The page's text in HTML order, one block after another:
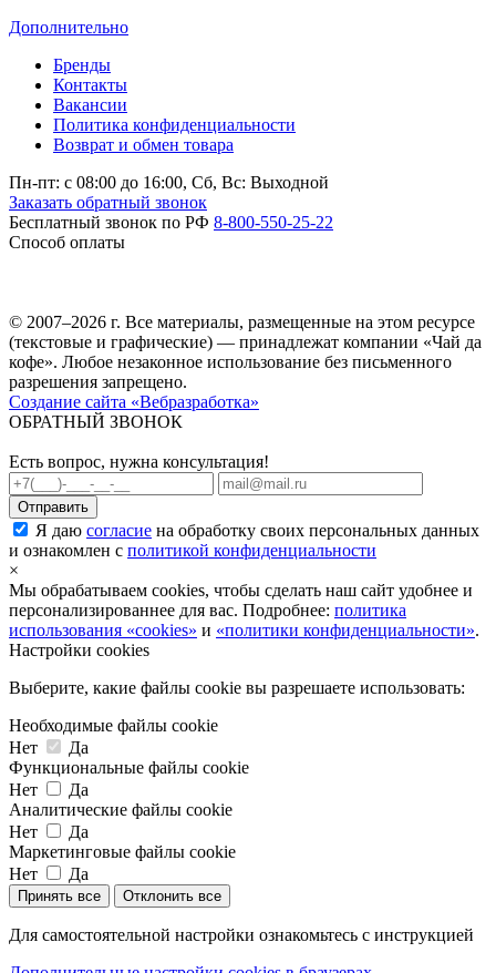
Дополнительно
Бренды
Контакты
Вакансии
Политика конфиденциальности
Возврат и обмен товара
Пн-пт: c 08:00 до 16:00, Сб, Вс: Выходной
Заказать обратный звонок
Бесплатный звонок по РФ 8-800-550-25-22
Способ оплаты
© 2007–2026 г. Все материалы, размещенные на этом ресурсе
(текстовые и графические) — принадлежат компании «Чай да
кофе». Любое незаконное использование без письменного
разрешения запрещено.
Создание сайта «Вебразработка»
ОБРАТНЫЙ ЗВОНОК
Есть вопрос, нужна консультация!
Я даю согласие на обработку своих персональных данных
и ознакомлен с политикой конфиденциальности
×
Мы обрабатываем cookies, чтобы сделать наш сайт удобнее и
персонализированнее для вас. Подробнее: политика
использования «cookies» и «политики конфиденциальности».
Настройки cookies
Выберите, какие файлы cookie вы разрешаете использовать:
Необходимые файлы cookie
Нет
Да
Функциональные файлы cookie
Нет
Да
Аналитические файлы cookie
Нет
Да
Маркетинговые файлы cookie
Нет
Да
Принять все Отклонить все
Для самостоятельной настройки ознакомьтесь с инструкцией